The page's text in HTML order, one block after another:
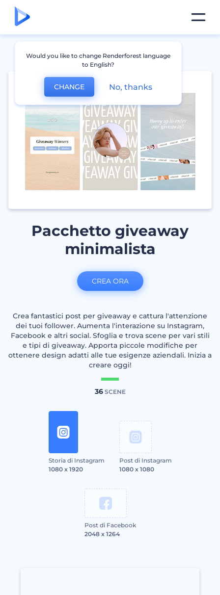
Pacchetto giveaway
minimalista
Crea fantastici post per giveaway e cattura l'attenzione
dei tuoi follower. Aumenta l'interazione su Instagram,
Facebook e altri social. Sfoglia e trova scene per vari stili
e tipi di giveaway. Apporta piccole modifiche per
ottenere design adatti alle tue esigenze aziendali. Inizia a
creare oggi!
36SCENE
Storia di Instagram
1080 x 1920
Post di Instagram
1080 x 1080
Post di Facebook
2048 x 1264
CREA ORA
Would you like to change Renderforest language
to English?
CHANGE No, thanks